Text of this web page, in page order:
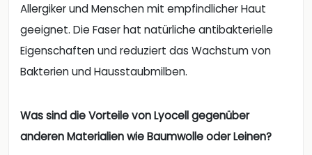
Allergiker und Menschen mit empfindlicher Haut
geeignet. Die Faser hat natürliche antibakterielle
Eigenschaften und reduziert das Wachstum von
Bakterien und Hausstaubmilben.
Was sind die Vorteile von Lyocell gegenüber
anderen Materialien wie Baumwolle oder Leinen?